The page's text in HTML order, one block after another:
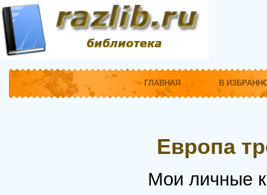
ГЛАВНАЯ В
Европа
Мои личные